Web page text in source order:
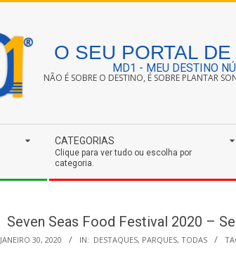
O SEU PORTAL DE
MD1 - MEU DESTINO
NÃO É SOBRE O DESTINO, É SOBRE PLANTAR
CATEGORIAS
Clique para ver tudo ou escolha por
categoria.
Seven Seas Food Festival 2020 –
JANEIRO 30, 2020 IN: DESTAQUES, PARQUES, TODAS